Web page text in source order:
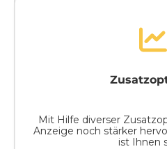
Mit Hilfe diverser
Anzeige noch stärker
ist Ihnen